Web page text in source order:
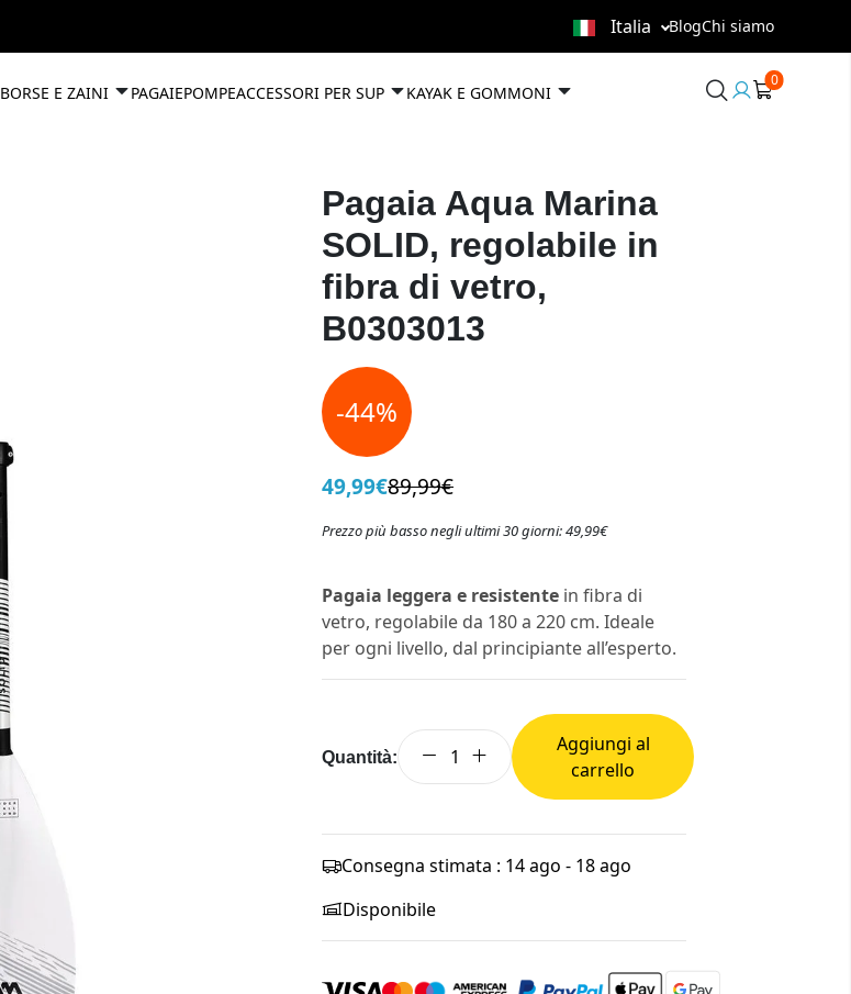
Italia BlogChi siamo
BORSE E ZAINI PAGAIEPOMPEACCESSORI PER SUP KAYAK E GOMMONI
User
0
Pagaia Aqua Marina
SOLID, regolabile in
fibra di vetro,
B0303013
-44%
49,99€89,99€
Prezzo più basso negli ultimi 30 giorni: 49,99€
Pagaia leggera e resistente in fibra di
vetro, regolabile da 180 a 220 cm. Ideale
per ogni livello, dal principiante all’esperto.
Quantità:
Aggiungi al
carrello
Consegna stimata : 14 ago - 18 ago
Disponibile